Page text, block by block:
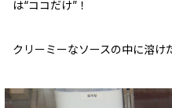
は“ココだけ”！
クリーミーなソースの中に溶